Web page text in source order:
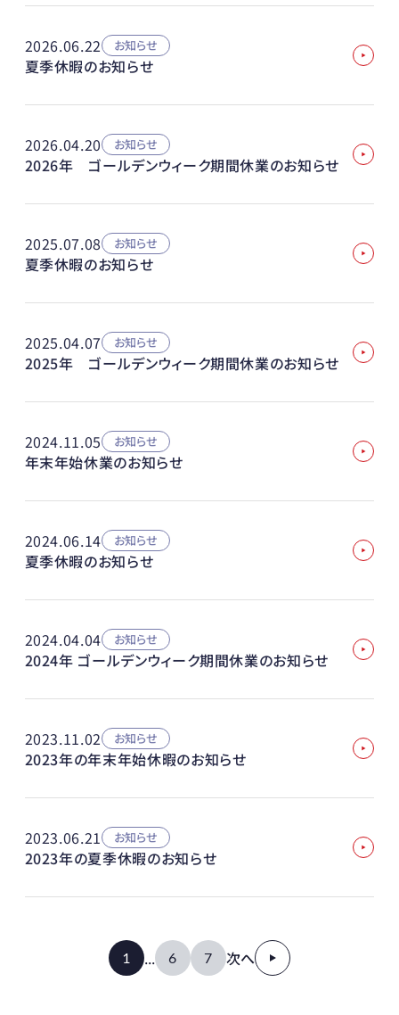
2026.06.22 お知らせ
夏季休暇のお知らせ
2026.04.20 お知らせ
2026年 ゴールデンウィーク期間休業のお知らせ
2025.07.08 お知らせ
夏季休暇のお知らせ
2025.04.07 お知らせ
2025年 ゴールデンウィーク期間休業のお知らせ
2024.11.05 お知らせ
年末年始休業のお知らせ
2024.06.14 お知らせ
夏季休暇のお知らせ
2024.04.04 お知らせ
2024年 ゴールデンウィーク期間休業のお知らせ
2023.11.02 お知らせ
2023年の年末年始休暇のお知らせ
2023.06.21 お知らせ
2023年の夏季休暇のお知らせ
1 ... 6 7 次へ